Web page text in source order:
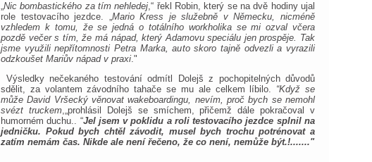
„Nic bombastického za tím nehledej,“ řekl Robin, který se na dvě hodiny ujal
role testovacího jezdce. „Mario Kress je služebně v Německu, nicméně
vzhledem k tomu, že se jedná o totálního workholika se mi ozval včera
pozdě večer s tím, že má nápad, který Adamovu speciálu jen prospěje. Tak
jsme využili nepřítomnosti Petra Marka, auto skoro tajně odvezli a vyrazili
odzkoušet Mariův nápad v praxi."
Výsledky nečekaného testování odmítl Dolejš z pochopitelných důvodů
sdělit, za volantem závodního tahače se mu ale celkem líbilo. “Když se
může David Vršecký věnovat wakeboardingu, nevím, proč bych se nemohl
svézt truckem,„prohlásil Dolejš se smíchem, přičemž dále pokračoval v
humorném duchu.. “Jel jsem v poklidu a roli testovacího jezdce splnil na
jedničku. Pokud bych chtěl závodit, musel bych trochu potrénovat a
zatím nemám čas. Nikde ale není řečeno, že co není, nemůže být.!......."